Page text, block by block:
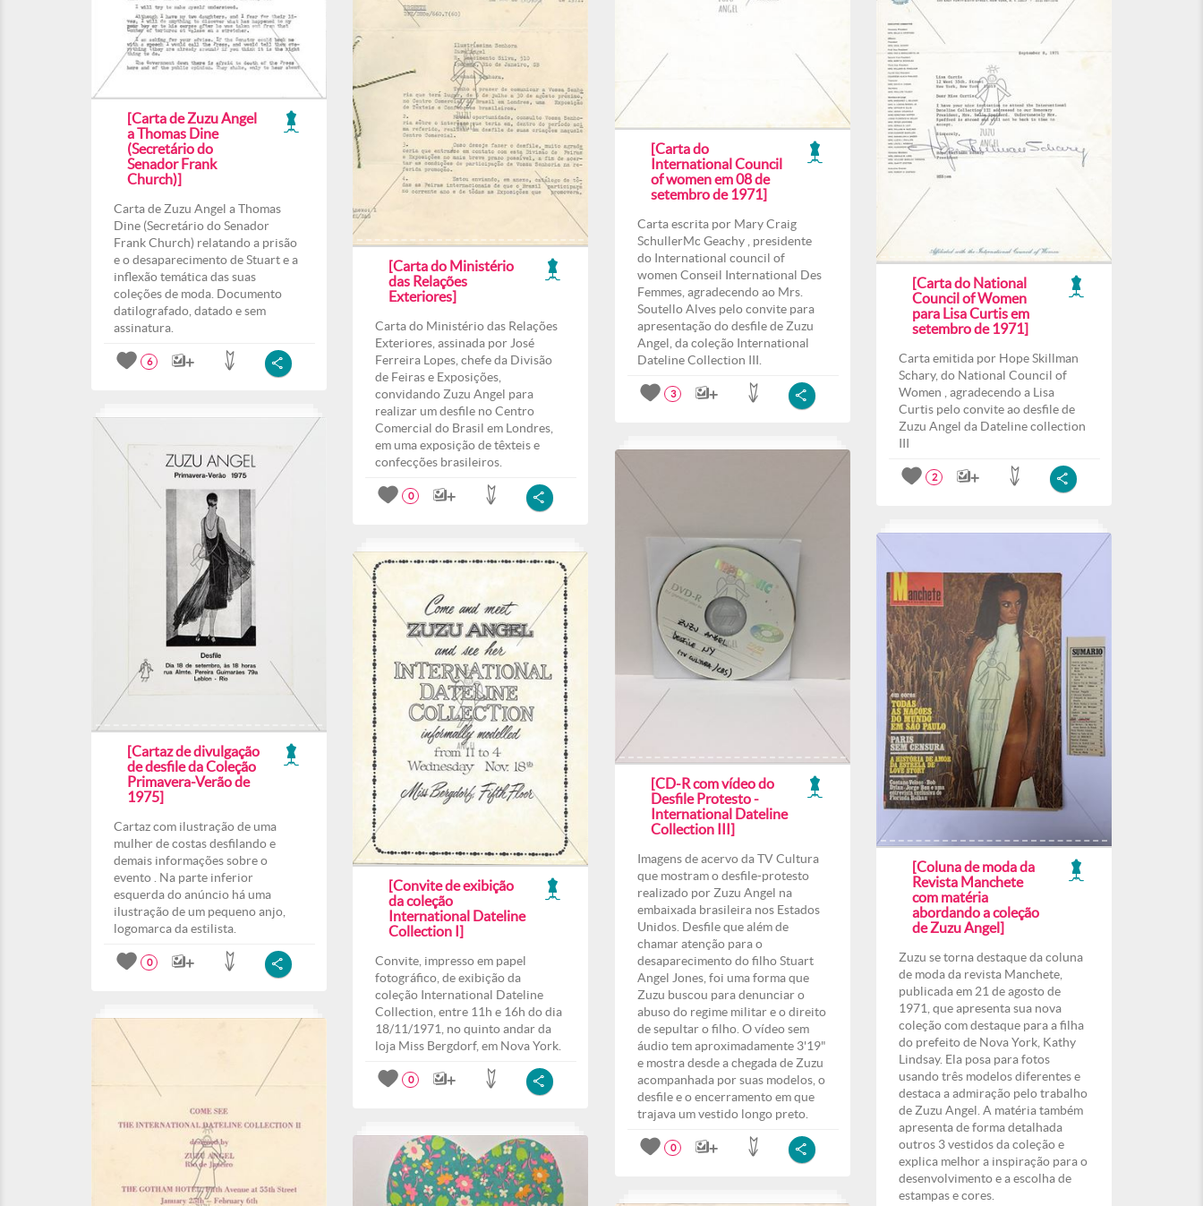
[Carta de Zuzu Angel
a Thomas Dine
(Secretário do
Senador Frank
Church)]
Carta de Zuzu Angel a Thomas
Dine (Secretário do Senador
Frank Church) relatando a prisão
e o desaparecimento de Stuart e a
inflexão temática das suas
coleções de moda. Documento
datilografado, datado e sem
assinatura.
6
[Carta do
International Council
of women em 08 de
setembro de 1971]
Carta escrita por Mary Craig
SchullerMc Geachy , presidente
do International council of
women Conseil International Des
Femmes, agradecendo ao Mrs.
Soutello Alves pelo convite para
apresentação do desfile de Zuzu
Angel, da coleção International
Dateline Collection III.
3
[Carta do Ministério
das Relações
Exteriores]
Carta do Ministério das Relações
Exteriores, assinada por José
Ferreira Lopes, chefe da Divisão
de Feiras e Exposições,
convidando Zuzu Angel para
realizar um desfile no Centro
Comercial do Brasil em Londres,
em uma exposição de têxteis e
confecções brasileiros.
0
[Carta do National
Council of Women
para Lisa Curtis em
setembro de 1971]
Carta emitida por Hope Skillman
Schary, do National Council of
Women , agradecendo a Lisa
Curtis pelo convite ao desfile de
Zuzu Angel da Dateline collection
III
2
[Cartaz de divulgação
de desfile da Coleção
Primavera-Verão de
1975]
Cartaz com ilustração de uma
mulher de costas desfilando e
demais informações sobre o
evento . Na parte inferior
esquerda do anúncio há uma
ilustração de um pequeno anjo,
logomarca da estilista.
0
[CD-R com vídeo do
Desfile Protesto -
International Dateline
Collection III]
Imagens de acervo da TV Cultura
que mostram o desfile-protesto
realizado por Zuzu Angel na
embaixada brasileira nos Estados
Unidos. Desfile que além de
chamar atenção para o
desaparecimento do filho Stuart
Angel Jones, foi uma forma que
Zuzu buscou para denunciar o
abuso do regime militar e o direito
de sepultar o filho. O vídeo sem
áudio tem aproximadamente 3'19"
e mostra desde a chegada de Zuzu
acompanhada por suas modelos, o
desfile e o encerramento em que
trajava um vestido longo preto.
0
[Coluna de moda da
Revista Manchete
com matéria
abordando a coleção
de Zuzu Angel]
Zuzu se torna destaque da coluna
de moda da revista Manchete,
publicada em 21 de agosto de
1971, que apresenta sua nova
coleção com destaque para a filha
do prefeito de Nova York, Kathy
Lindsay. Ela posa para fotos
usando três modelos diferentes e
destaca a admiração pelo trabalho
de Zuzu Angel. A matéria também
apresenta de forma detalhada
outros 3 vestidos da coleção e
explica melhor a inspiração para o
desenvolvimento e a escolha de
estampas e cores.
[Convite de exibição
da coleção
International Dateline
Collection I]
Convite, impresso em papel
fotográfico, de exibição da
coleção International Dateline
Collection, entre 11h e 16h do dia
18/11/1971, no quinto andar da
loja Miss Bergdorf, em Nova York.
0